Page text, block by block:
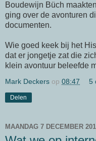
Boudewijn Büch
ging over de avonturen
documenten.
Wie goed keek bij het
dat er jongetje zat die
klein avontuur beleefde
Mark Deckers op 08:47 5
Delen
MAANDAG 7 DECEMBER